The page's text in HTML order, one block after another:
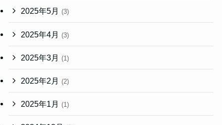
2025年5月 (3)
2025年4月 (3)
2025年3月 (1)
2025年2月 (2)
2025年1月 (1)